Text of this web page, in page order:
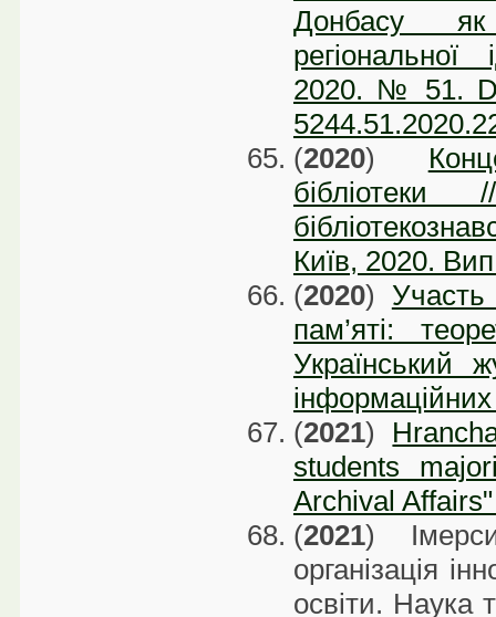
Донбасу як
регіональної
2020. № 51.
(2020)
Київ, 2020.
(2020) Участь
пам’яті:
Український
(2021)
students
Archival
(2021)
організація
освіти. Наука